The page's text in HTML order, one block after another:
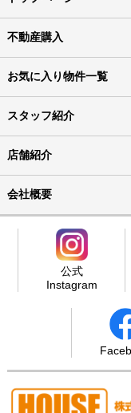
不動産購入
お気に入り物件一覧
スタッフ紹介
店舗紹介
会社概要
公式
Instagram